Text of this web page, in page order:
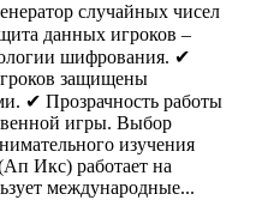
случайных чисел
данных игроков –
шифрования. ✔
защищены
✔ Прозрачность работы
игры. Выбор
изучения
Икс) работает на
международные...